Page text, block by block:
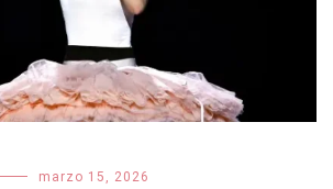
marzo 15, 2026